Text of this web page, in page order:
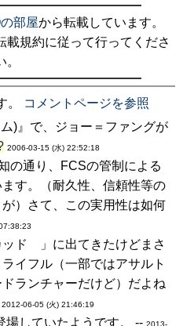
部屋から転載しています。
規約に従って行ってくださ
。
。
コメントページを参照
)』で、ジョー＝ファングが
2006-03-15 (水) 22:52:18
の通り、FCSの管制による
す。（耐久性、信頼性等の
）さて、この実用性は如何
ド 」に出てきたけどまさ
イフル（一部ではアサルト
ランチャーだけど）だよね
2012-06-05 (火) 21:46:19
場していたようです。 -- 2013-